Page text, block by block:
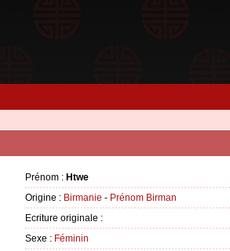
Prénom : Htwe
Origine : Birmanie - Prénom Birman
Ecriture originale :
Sexe : Féminin